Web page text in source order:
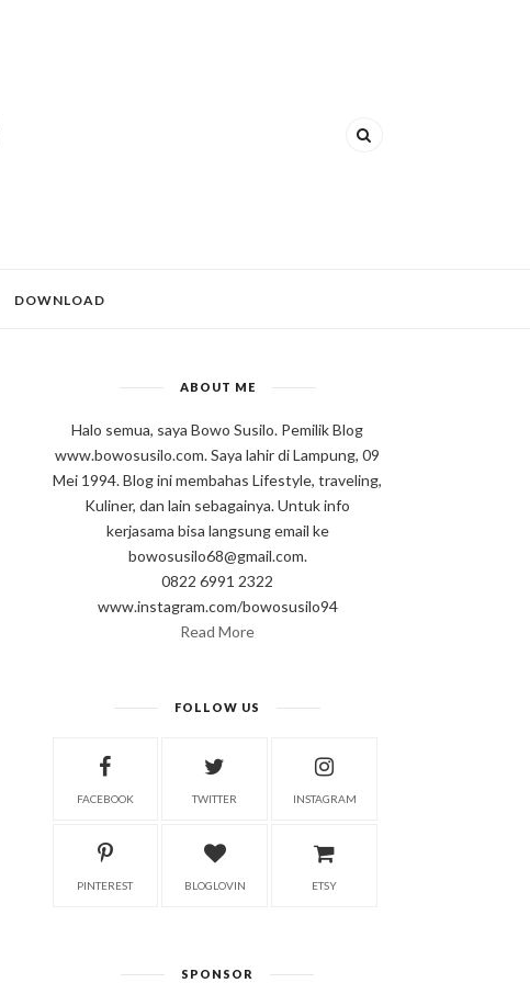
DOWNLOAD
ABOUT ME
Halo semua, saya Bowo Susilo. Pemilik Blog
www.bowosusilo.com. Saya lahir di Lampung, 09
Mei 1994. Blog ini membahas Lifestyle, traveling,
Kuliner, dan lain sebagainya. Untuk info
kerjasama bisa langsung email ke
bowosusilo68@gmail.com.
0822 6991 2322
www.instagram.com/bowosusilo94
Read More
FOLLOW US
FACEBOOK TWITTER INSTAGRAM
PINTEREST BLOGLOVIN ETSY
SPONSOR